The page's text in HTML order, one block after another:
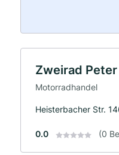
Zweirad
Motorradhandel
Heisterbacher Str.
0.0 (0